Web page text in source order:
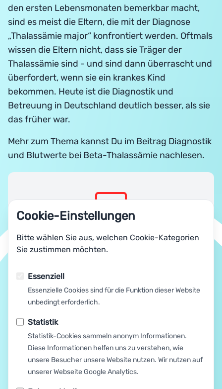
den ersten Lebensmonaten bemerkbar macht,
sind es meist die Eltern, die mit der Diagnose
„Thalassämie major“ konfrontiert werden. Oftmals
wissen die Eltern nicht, dass sie Träger der
Thalassämie sind - und sind dann überrascht und
überfordert, wenn sie ein krankes Kind
bekommen. Heute ist die Diagnostik und
Betreuung in Deutschland deutlich besser, als sie
das früher war.
Mehr zum Thema kannst Du im Beitrag Diagnostik
und Blutwerte bei Beta-Thalassämie nachlesen.
Ihre Datenschutzeinstellungen verhindern
das Laden externer Medien!
Kategorien Sie zustimmen möchten.
Statistik
Externe Medien
Cookie-Einstellungen
Bitte wählen Sie aus, welchen Cookie-Kategorien
Sie zustimmen möchten.
Essenziell
Essenzielle Cookies sind für die Funktion dieser Website
unbedingt erforderlich.
Statistik
Statistik-Cookies sammeln anonym Informationen.
Diese Informationen helfen uns zu verstehen, wie
unsere Besucher unsere Website nutzen. Wir nutzen auf
unserer Webseite Google Analytics.